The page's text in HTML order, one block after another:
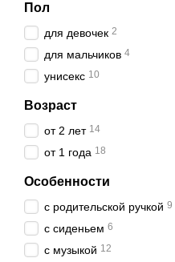
Пол
для девочек 2
для мальчиков 4
унисекс 10
Возраст
от 2 лет 14
от 1 года 18
Особенности
с родительской ручкой 9
с сиденьем 6
с музыкой 12